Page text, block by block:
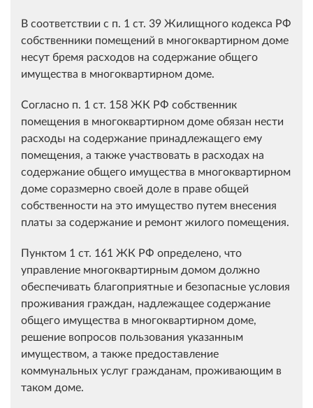
В соответствии с п. 1 ст. 39 Жилищного кодекса РФ
собственники помещений в многоквартирном доме
несут бремя расходов на содержание общего
имущества в многоквартирном доме.
Согласно п. 1 ст. 158 ЖК РФ собственник
помещения в многоквартирном доме обязан нести
расходы на содержание принадлежащего ему
помещения, а также участвовать в расходах на
содержание общего имущества в многоквартирном
доме соразмерно своей доле в праве общей
собственности на это имущество путем внесения
платы за содержание и ремонт жилого помещения.
Пунктом 1 ст. 161 ЖК РФ определено, что
управление многоквартирным домом должно
обеспечивать благоприятные и безопасные условия
проживания граждан, надлежащее содержание
общего имущества в многоквартирном доме,
решение вопросов пользования указанным
имуществом, а также предоставление
коммунальных услуг гражданам, проживающим в
таком доме.